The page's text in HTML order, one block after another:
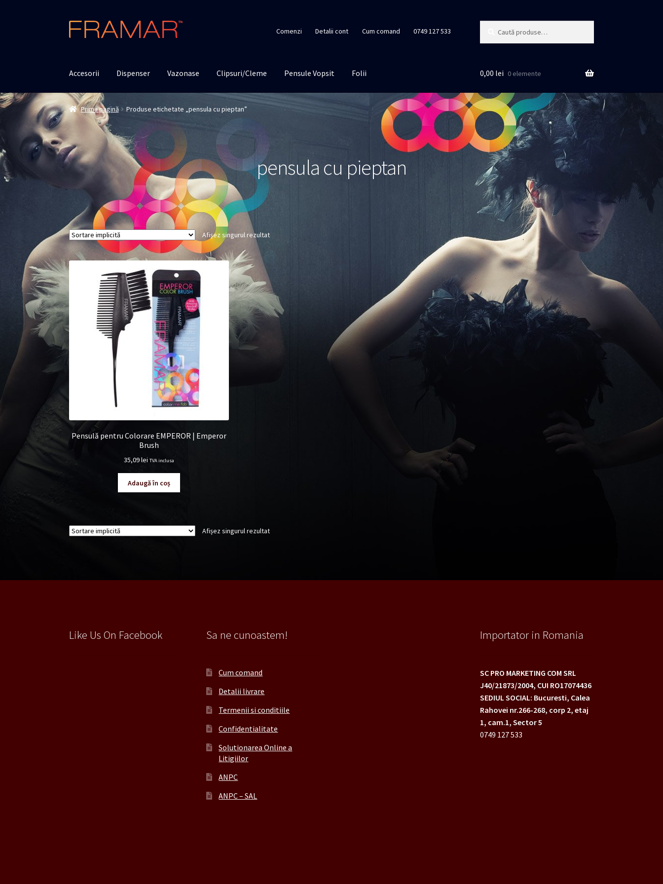
Sari
la
Sari
la
Comenzi Detalii cont Cum comand 0749 127 533
Accesorii Dispenser Vazonase Clipsuri/Cleme Pensule Vopsit Folii 0,00 lei 0 elemente
Prima pagină Produse etichetate „pensula cu pieptan”
pensula cu pieptan
Afișez singurul rezultat
Pensulă pentru Colorare EMPEROR | Emperor
Brush
35,09lei TVA inclusa
Adaugă în coș
Afișez singurul rezultat
Like Us On Facebook Sa ne cunoastem!
Cum comand
Detalii livrare
Termenii si conditiile
Confidentialitate
Solutionarea Online a
Litigiilor
ANPC
ANPC – SAL
Importator in Romania
SC PRO MARKETING COM SRL
J40/21873/2004, CUI RO17074436
SEDIUL SOCIAL: Bucuresti, Calea
Rahovei nr.266-268, corp 2, etaj
1, cam.1, Sector 5
0749 127 533